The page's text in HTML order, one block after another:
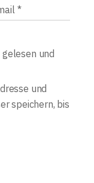
gelesen und
und
speichern, bis